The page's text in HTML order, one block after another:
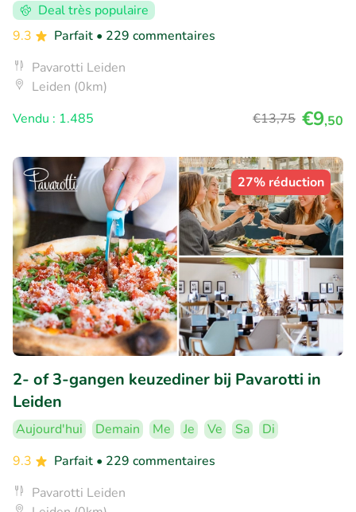
Deal très populaire
9.3
Parfait • 229 commentaires
Pavarotti Leiden
Leiden (0km)
Vendu : 1.485
€13,75 €9,50
27% réduction
2- of 3-gangen keuzediner bij Pavarotti in
Leiden
Aujourd'hui Demain Me Je Ve Sa
Di
9.3
Parfait • 229 commentaires
Pavarotti Leiden